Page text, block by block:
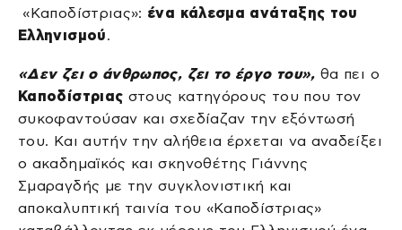
«Καποδίστριας»: ένα κάλεσμα ανάταξης του
Ελληνισμού.
«Δεν ζει ο άνθρωπος, ζει το έργο του», θα πει ο
Καποδίστριας στους κατηγόρους του που τον
συκοφαντούσαν και σχεδίαζαν την εξόντωσή
του. Και αυτήν την αλήθεια έρχεται να αναδείξει
ο ακαδημαϊκός και σκηνοθέτης Γιάννης
Σμαραγδής με την συγκλονιστική και
αποκαλυπτική ταινία του «Καποδίστριας»